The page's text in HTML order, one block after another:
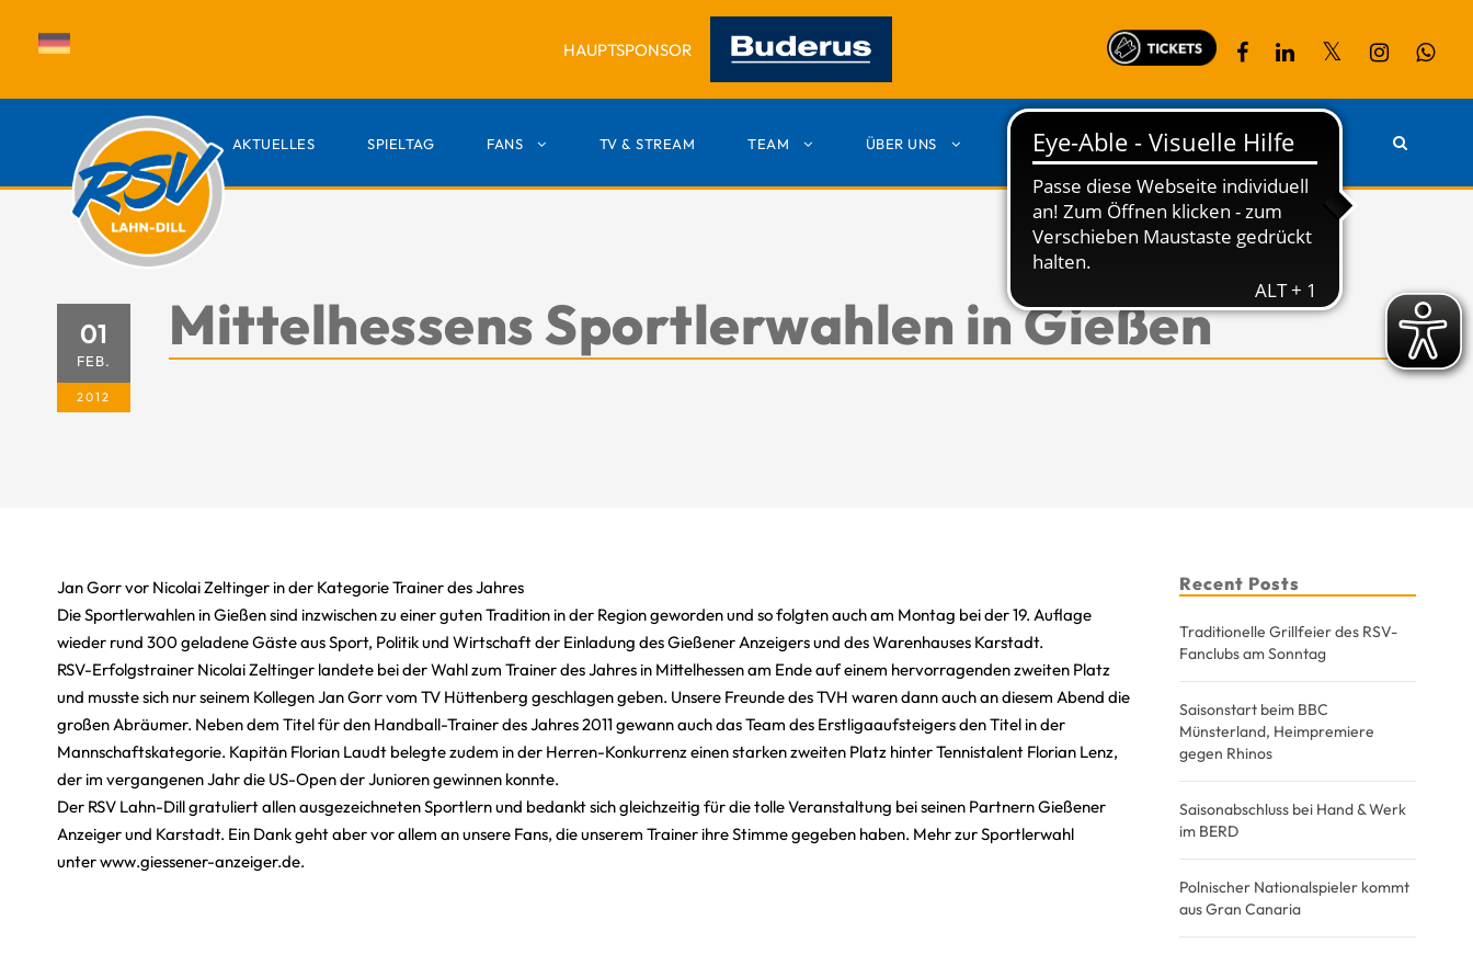
HAUPTSPONSOR
AKTUELLES SPIELTAG FANS TV & STREAM TEAM ÜBER UNS PARTNER KONTAKT
01
FEB.
2012
Mittelhessens Sportlerwahlen in Gießen
Jan Gorr vor Nicolai Zeltinger in der Kategorie Trainer des Jahres
Die Sportlerwahlen in Gießen sind inzwischen zu einer guten Tradition in der Region geworden und so folgten auch am Montag bei der 19. Auflage
wieder rund 300 geladene Gäste aus Sport, Politik und Wirtschaft der Einladung des Gießener Anzeigers und des Warenhauses Karstadt.
RSV-Erfolgstrainer Nicolai Zeltinger landete bei der Wahl zum Trainer des Jahres in Mittelhessen am Ende auf einem hervorragenden zweiten Platz
und musste sich nur seinem Kollegen Jan Gorr vom TV Hüttenberg geschlagen geben. Unsere Freunde des TVH waren dann auch an diesem Abend die
großen Abräumer. Neben dem Titel für den Handball-Trainer des Jahres 2011 gewann auch das Team des Erstligaaufsteigers den Titel in der
Mannschaftskategorie. Kapitän Florian Laudt belegte zudem in der Herren-Konkurrenz einen starken zweiten Platz hinter Tennistalent Florian Lenz,
der im vergangenen Jahr die US-Open der Junioren gewinnen konnte.
Der RSV Lahn-Dill gratuliert allen ausgezeichneten Sportlern und bedankt sich gleichzeitig für die tolle Veranstaltung bei seinen Partnern Gießener
Anzeiger und Karstadt. Ein Dank geht aber vor allem an unsere Fans, die unserem Trainer ihre Stimme gegeben haben. Mehr zur Sportlerwahl
unterwww.giessener-anzeiger.de.
Recent Posts
Traditionelle Grillfeier des RSV-
Fanclubs am Sonntag
Saisonstart beim BBC
Münsterland, Heimpremiere
gegen Rhinos
Saisonabschluss bei Hand & Werk
im BERD
Polnischer Nationalspieler kommt
aus Gran Canaria